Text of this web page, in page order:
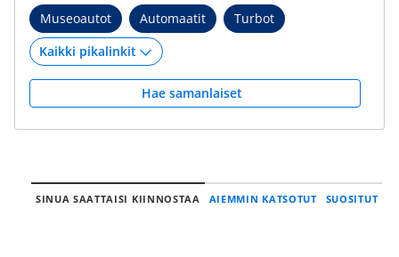
Museoautot
Automaatit Turbot
Hae samanlaiset
SINUA SAATTAISI KIINNOSTAA AIEMMIN KATSOTUT SUOSITUT